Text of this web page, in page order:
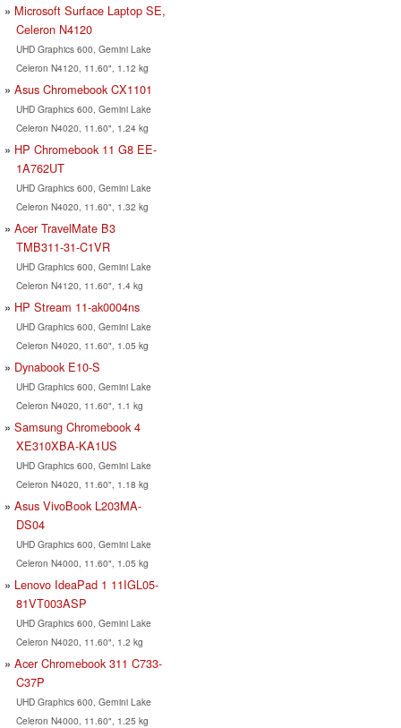
Microsoft Surface Laptop SE,
Celeron N4120
UHD Graphics 600, Gemini Lake
Celeron N4120, 11.60", 1.12 kg
Asus Chromebook CX1101
UHD Graphics 600, Gemini Lake
Celeron N4020, 11.60", 1.24 kg
HP Chromebook 11 G8 EE-
1A762UT
UHD Graphics 600, Gemini Lake
Celeron N4020, 11.60", 1.32 kg
Acer TravelMate B3
TMB311-31-C1VR
UHD Graphics 600, Gemini Lake
Celeron N4120, 11.60", 1.4 kg
HP Stream 11-ak0004ns
UHD Graphics 600, Gemini Lake
Celeron N4020, 11.60", 1.05 kg
Dynabook E10-S
UHD Graphics 600, Gemini Lake
Celeron N4020, 11.60", 1.1 kg
Samsung Chromebook 4
XE310XBA-KA1US
UHD Graphics 600, Gemini Lake
Celeron N4020, 11.60", 1.18 kg
Asus VivoBook L203MA-
DS04
UHD Graphics 600, Gemini Lake
Celeron N4000, 11.60", 1.05 kg
Lenovo IdeaPad 1 11IGL05-
81VT003ASP
UHD Graphics 600, Gemini Lake
Celeron N4020, 11.60", 1.2 kg
Acer Chromebook 311 C733-
C37P
UHD Graphics 600, Gemini Lake
Celeron N4000, 11.60", 1.25 kg